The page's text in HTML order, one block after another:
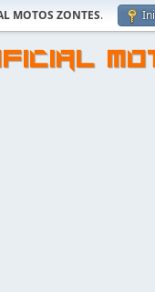
MOTOS ZONTES.